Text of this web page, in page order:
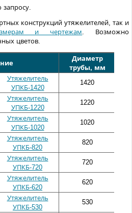
запросу.
конструкций утяжелителей, так и
и чертежам. Возможно
цветов.
Диаметр
трубы, мм
Утяжелитель
УПКБ-1420
1420
Утяжелитель
УПКБ-1220
1220
Утяжелитель
УПКБ-1020
1020
Утяжелитель
УПКБ-820
820
Утяжелитель
УПКБ-720
720
Утяжелитель
УПКБ-620
620
Утяжелитель
УПКБ-530
530